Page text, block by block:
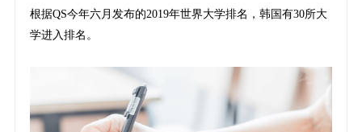
根据QS今年六月发布的2019年世界大学排名，韩国有30所大
学进入排名。